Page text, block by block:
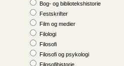
Bog- og bibliotekshistorie
Festskrifter
Film og medier
Filologi
Filosofi
Filosofi og psykologi
Filosofihistorie